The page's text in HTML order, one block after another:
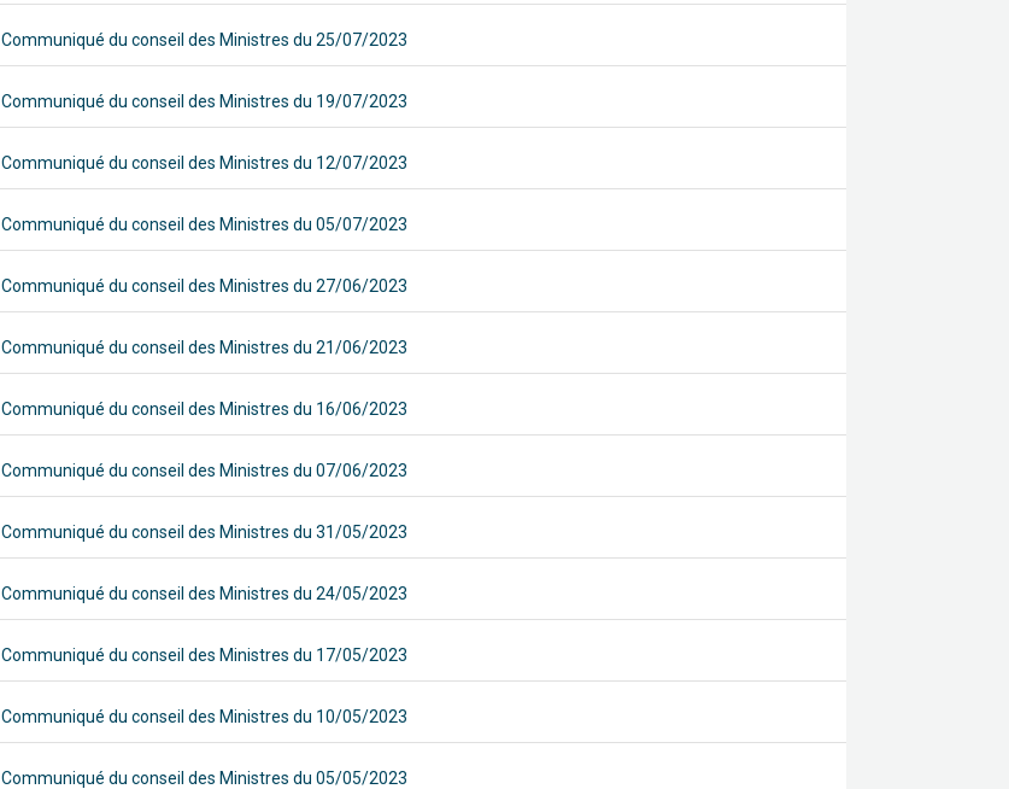
Communiqué du conseil des Ministres du 25/07/2023
Communiqué du conseil des Ministres du 19/07/2023
Communiqué du conseil des Ministres du 12/07/2023
Communiqué du conseil des Ministres du 05/07/2023
Communiqué du conseil des Ministres du 27/06/2023
Communiqué du conseil des Ministres du 21/06/2023
Communiqué du conseil des Ministres du 16/06/2023
Communiqué du conseil des Ministres du 07/06/2023
Communiqué du conseil des Ministres du 31/05/2023
Communiqué du conseil des Ministres du 24/05/2023
Communiqué du conseil des Ministres du 17/05/2023
Communiqué du conseil des Ministres du 10/05/2023
Communiqué du conseil des Ministres du 05/05/2023